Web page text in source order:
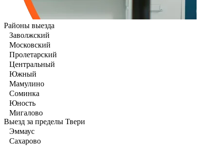
Районы выезда
Заволжский
Московский
Пролетарский
Центральный
Южный
Мамулино
Соминка
Юность
Мигалово
Выезд за пределы Твери
Эммаус
Сахарово